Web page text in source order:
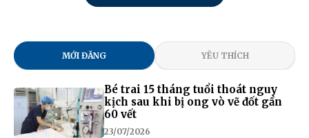
MỚI ĐĂNG YÊU THÍCH
Bé trai 15 tháng tuổi thoát nguy
kịch sau khi bị ong vò vẽ đốt gần
60 vết
23/07/2026